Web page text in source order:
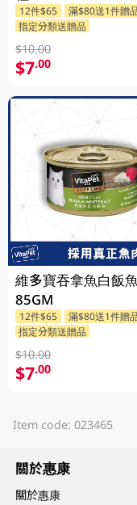
12件$65
滿$80送1件贈
指定分類送贈品
$10.00
$7.00
維多寶吞拿魚白飯
85GM
12件$65
滿$80送1件贈
指定分類送贈品
$10.00
$7.00
Item code: 023465
關於惠康
關於惠康